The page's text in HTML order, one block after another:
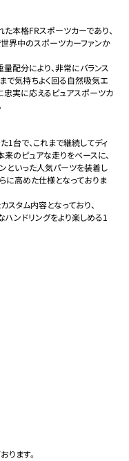
本格FRスポーツカーであり、
界中のスポーツカーファンか
配分により、非常にバランス
で気持ちよく回る自然吸気エ
忠実に応えるピュアスポーツカ
台で、これまで継続してディ
のピュアな走りをベースに、
といった人気パーツを装着し
に高めた仕様となっておりま
スタム内容となっており、
ンドリングをより楽しめる1
ります。